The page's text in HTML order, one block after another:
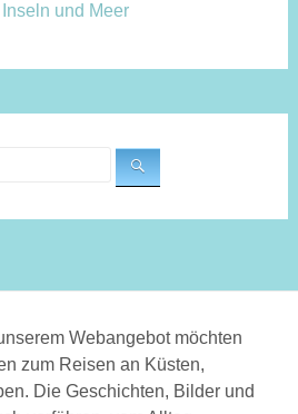
und Meer
Webangebot möchten
zum Reisen an Küsten,
Die Geschichten, Bilder und